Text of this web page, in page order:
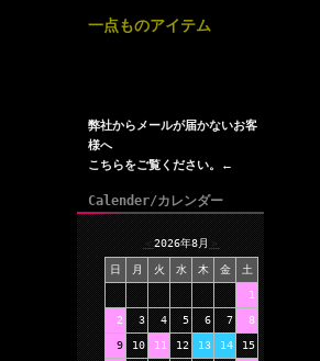
一点ものアイテム
弊社からメールが届かないお客
様へ
こちらをご覧ください。←
Calender/カレンダー
＜2026年8月＞
日 月 火 水 木 金 土
1
2 3 4 5 6 7 8
9 10 11 12 13 14 15